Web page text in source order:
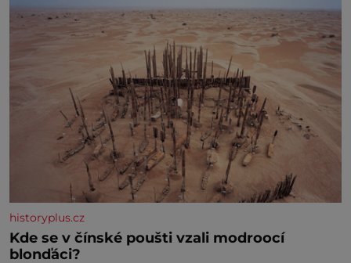
historyplus.cz
Kde se v čínské poušti vzali modroocí
blonďáci?